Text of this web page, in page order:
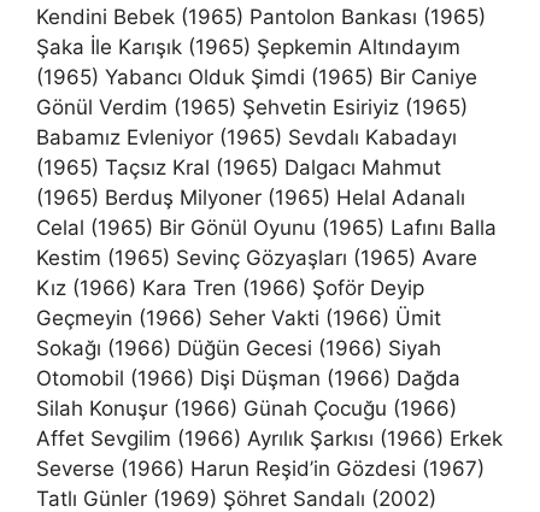
Kendini Bebek (1965) Pantolon Bankası (1965)
Şaka İle Karışık (1965) Şepkemin Altındayım
(1965) Yabancı Olduk Şimdi (1965) Bir Caniye
Gönül Verdim (1965) Şehvetin Esiriyiz (1965)
Babamız Evleniyor (1965) Sevdalı Kabadayı
(1965) Taçsız Kral (1965) Dalgacı Mahmut
(1965) Berduş Milyoner (1965) Helal Adanalı
Celal (1965) Bir Gönül Oyunu (1965) Lafını Balla
Kestim (1965) Sevinç Gözyaşları (1965) Avare
Kız (1966) Kara Tren (1966) Şoför Deyip
Geçmeyin (1966) Seher Vakti (1966) Ümit
Sokağı (1966) Düğün Gecesi (1966) Siyah
Otomobil (1966) Dişi Düşman (1966) Dağda
Silah Konuşur (1966) Günah Çocuğu (1966)
Affet Sevgilim (1966) Ayrılık Şarkısı (1966) Erkek
Severse (1966) Harun Reşid’in Gözdesi (1967)
Tatlı Günler (1969) Şöhret Sandalı (2002)